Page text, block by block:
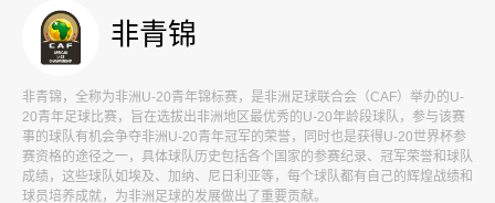
非青锦
非青锦，全称为非洲U-20青年锦标赛，是非洲足球联合会（CAF）举办的U-
20青年足球比赛，旨在选拔出非洲地区最优秀的U-20年龄段球队，参与该赛
事的球队有机会争夺非洲U-20青年冠军的荣誉，同时也是获得U-20世界杯参
赛资格的途径之一，具体球队历史包括各个国家的参赛纪录、冠军荣誉和球队
成绩，这些球队如埃及、加纳、尼日利亚等，每个球队都有自己的辉煌战绩和
球员培养成就，为非洲足球的发展做出了重要贡献。